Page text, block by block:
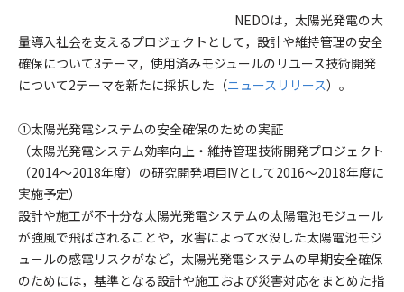
NEDOは，太陽光発電の大
量導入社会を支えるプロジェクトとして，設計や維持管理の安全
確保について3テーマ，使用済みモジュールのリユース技術開発
について2テーマを新たに採択した（ニュースリリース）。
①太陽光発電システムの安全確保のための実証
（太陽光発電システム効率向上・維持管理技術開発プロジェクト
（2014～2018年度）の研究開発項目IVとして2016～2018年度に
実施予定）
設計や施工が不十分な太陽光発電システムの太陽電池モジュール
が強風で飛ばされることや，水害によって水没した太陽電池モジ
ュールの感電リスクがなど，太陽光発電システムの早期安全確保
のためには，基準となる設計や施工および災害対応をまとめた指